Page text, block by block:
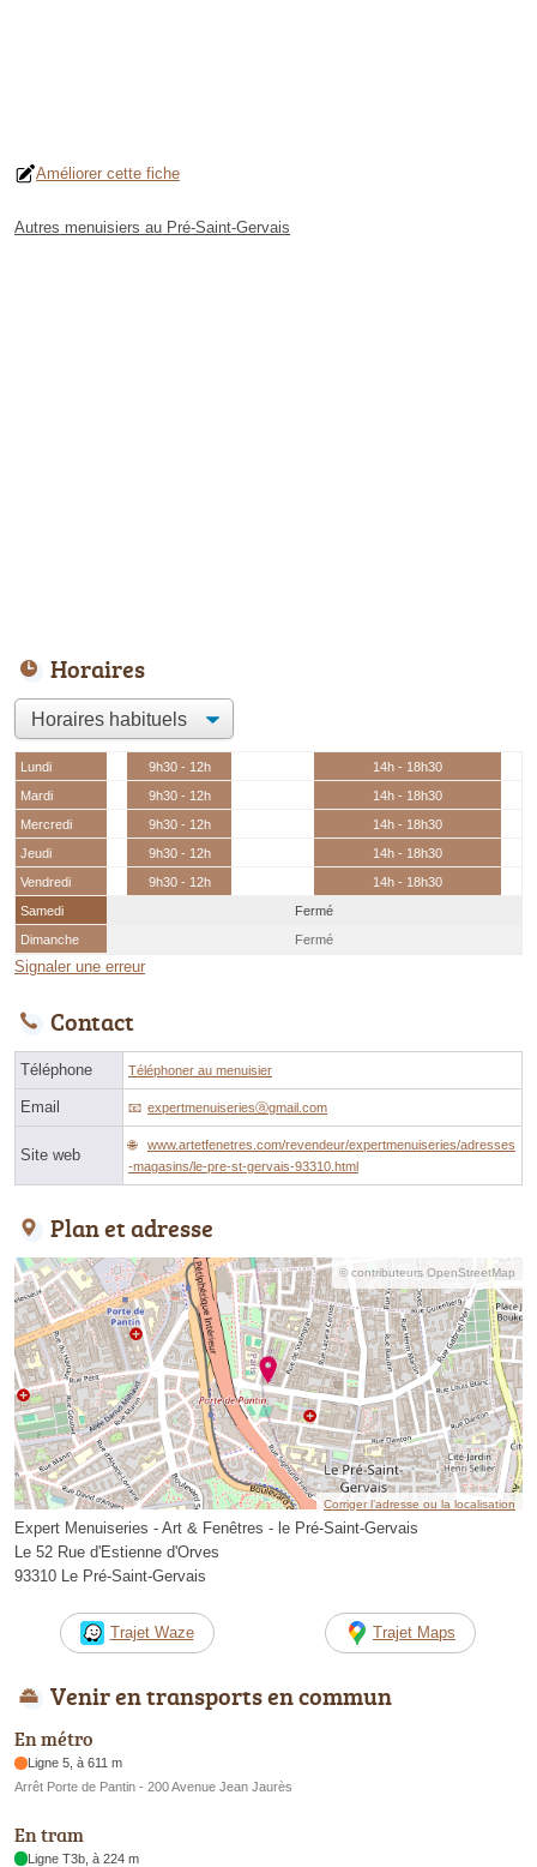
Améliorer cette fiche
Autres menuisiers au Pré-Saint-Gervais
Horaires
Lundi 9h30 - 12h
14h - 18h30
Mardi
9h30 - 12h
14h - 18h30
Mercredi
9h30 - 12h
14h - 18h30
Jeudi
9h30 - 12h
14h - 18h30
Vendredi
9h30 - 12h
14h - 18h30
Samedi
Fermé
Dimanche
Fermé
Signaler une erreur
Contact
Téléphone Téléphoner au menuisier
Email expertmenuiseriesⓐgmail.com
Site web
www.artetfenetres.com/revendeur/expertmenuiseries/adresses
-magasins/le-pre-st-gervais-93310.html
Plan et adresse
© contributeurs OpenStreetMap
Corriger l’adresse ou la localisation
Expert Menuiseries - Art & Fenêtres - le Pré-Saint-Gervais
Le 52 Rue d'Estienne d'Orves
93310 Le Pré-Saint-Gervais
Trajet Waze Trajet Maps
Venir en transports en commun
En métro
Ligne 5, à 611 m
Arrêt Porte de Pantin - 200 Avenue Jean Jaurès
En tram
Ligne T3b, à 224 m